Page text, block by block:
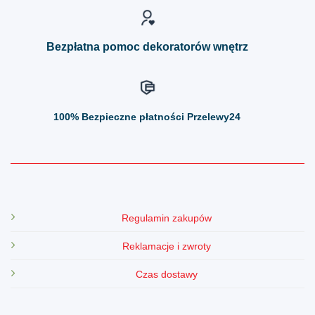
Bezpłatna pomoc dekoratorów wnętrz
100% Bezpieczne płatności Przelewy24
Regulamin zakupów
Reklamacje i zwroty
Czas dostawy